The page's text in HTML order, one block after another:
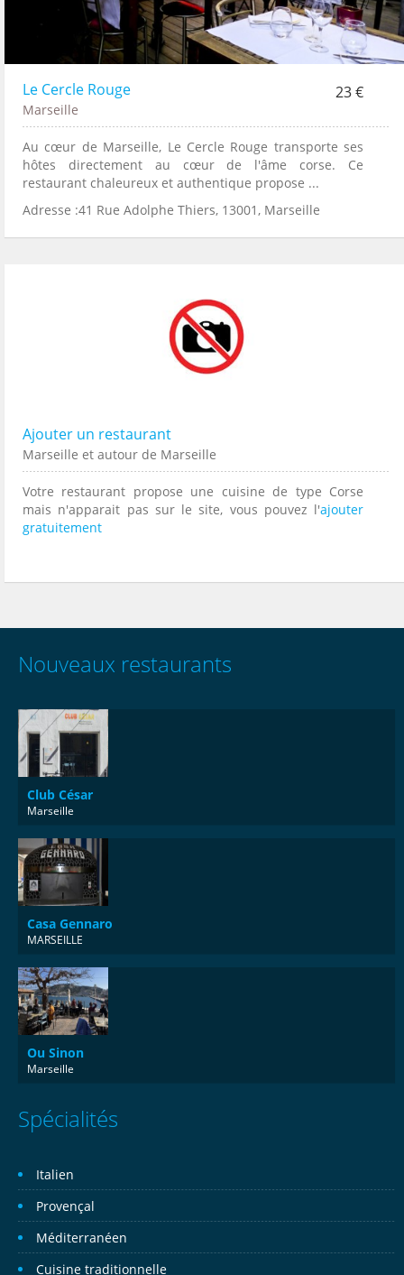
Le Cercle Rouge 23 €
Marseille
Au cœur de Marseille, Le Cercle Rouge transporte ses
hôtes directement au cœur de l'âme corse. Ce
restaurant chaleureux et authentique propose ...
Adresse :41 Rue Adolphe Thiers, 13001, Marseille
Ajouter un restaurant
Marseille et autour de Marseille
Votre restaurant propose une cuisine de type Corse
mais n'apparait pas sur le site, vous pouvez l'ajouter
gratuitement
Nouveaux restaurants
Club César
Marseille
Casa Gennaro
MARSEILLE
Ou Sinon
Marseille
Spécialités
Italien
Provençal
Méditerranéen
Cuisine traditionnelle